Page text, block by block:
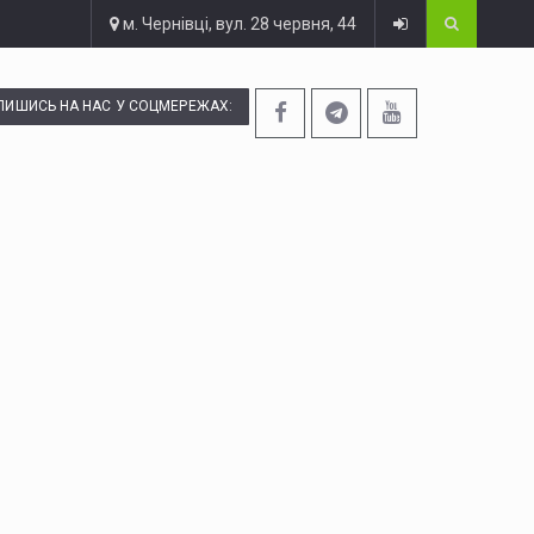
м. Чернівці, вул. 28 червня, 44
НА НАС У СОЦМЕРЕЖАХ: